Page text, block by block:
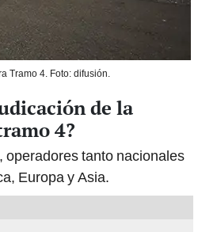
Tramo 4. Foto: difusión.
de la
4?
operadores tanto nacionales
Europa y Asia.